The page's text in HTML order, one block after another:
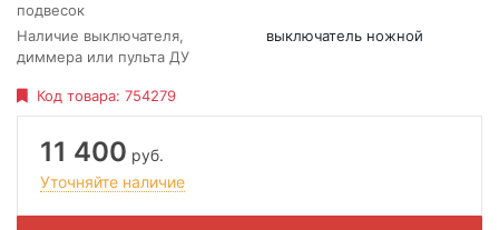
подвесок
Наличие выключателя,
диммера или пульта ДУ
выключатель ножной
Код товара: 754279
11 400 руб.
Уточняйте наличие